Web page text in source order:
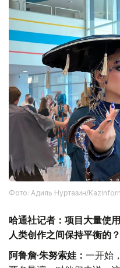
Фото: Адиль Нуртазин/
哈通社记者：项目大量使
人类创作之间保持平衡的？
阿鲁詹·朱努索娃： 一开始